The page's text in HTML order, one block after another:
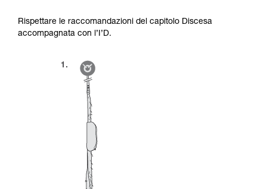
Rispettare le raccomandazioni del capitolo Discesa
accompagnata con l’I’D.